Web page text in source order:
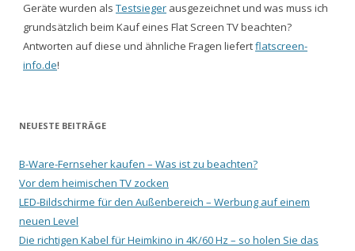
Geräte wurden als Testsieger ausgezeichnet und was muss ich
grundsätzlich beim Kauf eines Flat Screen TV beachten?
Antworten auf diese und ähnliche Fragen liefertflatscreen-
info.de!
NEUESTE BEITRÄGE
B-Ware-Fernseher kaufen – Was ist zu beachten?
Vor dem heimischen TV zocken
LED-Bildschirme für den Außenbereich – Werbung auf einem
neuen Level
Die richtigen Kabel für Heimkino in 4K/60 Hz – so holen Sie das